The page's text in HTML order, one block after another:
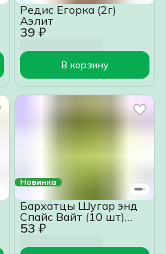
39 ₽
Редис Егорка (2г)
Аэлит
В корзину
Новинка
53 ₽
Бархатцы Шугар энд
Спайс Вайт (10 шт)
Аэлит